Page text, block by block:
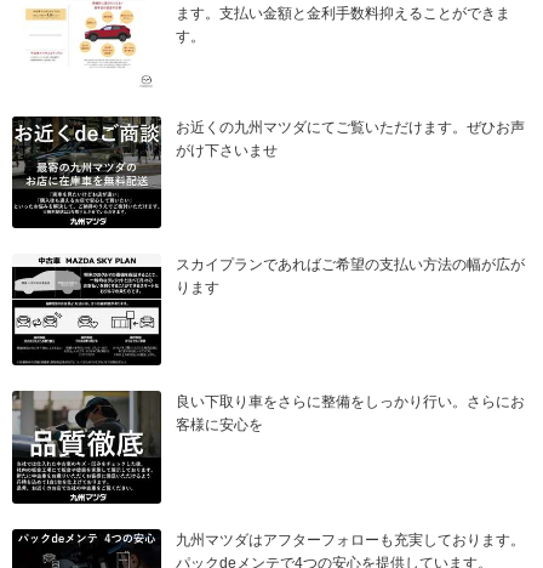
ます。支払い金額と金利手数料抑えることができま
す。
お近くの九州マツダにてご覧いただけます。ぜひお声
がけ下さいませ
スカイプランであればご希望の支払い方法の幅が広が
ります
良い下取り車をさらに整備をしっかり行い。さらにお
客様に安心を
九州マツダはアフターフォローも充実しております。
パックdeメンテで4つの安心を提供しています。